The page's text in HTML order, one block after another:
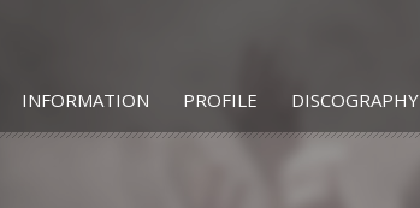
INFORMATION PROFILE DISCOGRAPHY